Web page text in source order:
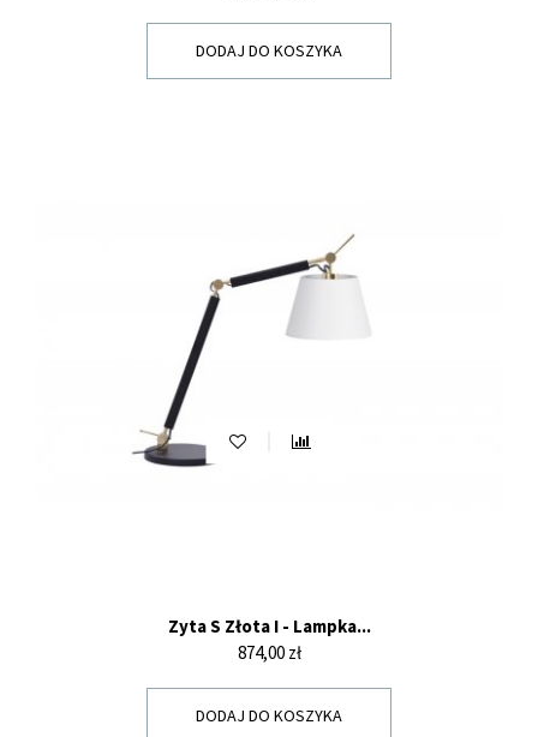
DODAJ DO KOSZYKA
Zyta S Złota I - Lampka...
Cena
874,00 zł
DODAJ DO KOSZYKA